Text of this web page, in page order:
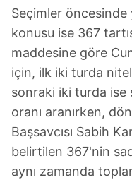
Seçimler
konusu ise 367
maddesine göre
için, ilk iki turda
sonraki iki turda
oranı aranırken,
Başsavcısı Sabih
belirtilen 367'nin
aynı zamanda